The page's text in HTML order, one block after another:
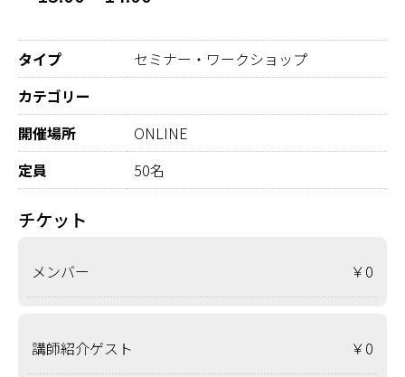
タイプ
セミナー・ワークショップ
カテゴリー
開催場所
ONLINE
定員
50名
チケット
メンバー ￥0
講師紹介ゲスト ￥0